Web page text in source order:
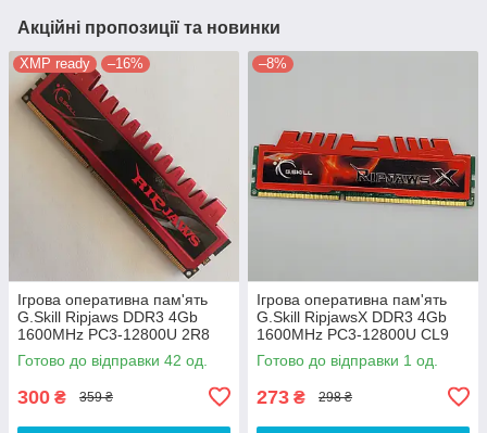
Акційні пропозиції та новинки
XMP ready –16%
Ігрова оперативна пам'ять
G.Skill Ripjaws DDR3 4Gb
1600MHz PC3-12800U 2R8
CL9 (F3-12800CL9D-8GBRL)
Б/В
Готово до відправки 42 од.
300 ₴ 359 ₴
–8%
Ігрова оперативна пам'ять
G.Skill RipjawsX DDR3 4Gb
1600MHz PC3-12800U CL9
(F3-12800CL9Q-8GBXL) Б/В
Готово до відправки 1 од.
273 ₴ 298 ₴